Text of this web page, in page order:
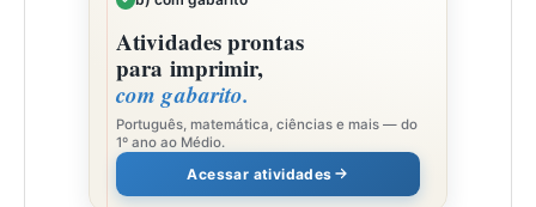
Atividades prontas
para imprimir,
com gabarito.
Português, matemática, ciências e mais — do
1º ano ao Médio.
Acessar atividades